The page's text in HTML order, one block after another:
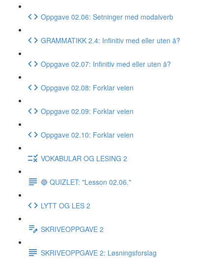
Oppgave 02.06: Setninger med modalverb
GRAMMATIKK 2.4: Infinitiv med eller uten å?
Oppgave 02.07: Infinitiv med eller uten å?
Oppgave 02.08: Forklar veien
Oppgave 02.09: Forklar veien
Oppgave 02.10: Forklar veien
VOKABULAR OG LESING 2
🔵 QUIZLET: "Lesson 02.06."
LYTT OG LES 2
SKRIVEOPPGAVE 2
SKRIVEOPPGAVE 2: Løsningsforslag